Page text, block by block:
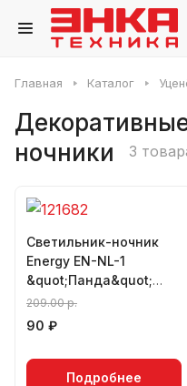
Главная Каталог
ночники
3
Светильник-ночник
Energy EN-NL-1
&quot;Панда&quot;
(00003158)
209.00 р.
90 ₽
Подробнее